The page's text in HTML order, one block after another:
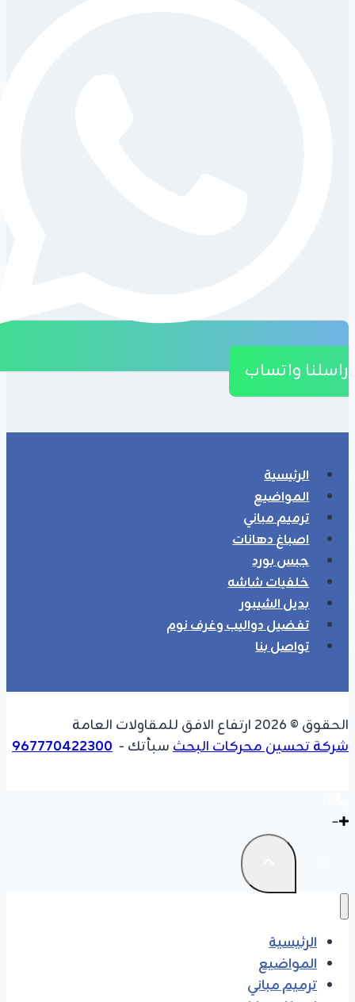
راسلنا واتساب
الرئيسية
المواضيع
ترميم مباني
اصباغ دهانات
جبس بورد
خلفيات شاشه
بديل الشيبور
تفضيل دواليب وغرف نوم
تواصل بنا
الحقوق © 2026 ارتفاع الافق للمقاولات العامة
شركة تحسين محركات البحثسبأتك - 967770422300
الرئيسية
المواضيع
ترميم مباني